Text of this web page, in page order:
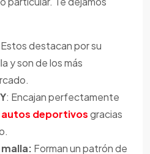
Estos destacan por su
y son de los más
: Encajan perfectamente
autos deportivosgracias
Forman un patrón de